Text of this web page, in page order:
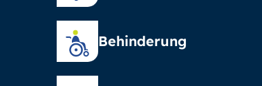
Behinderung